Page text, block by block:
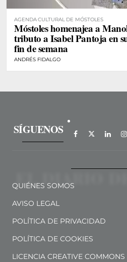
AGENDA CULTURAL DE MÓSTOLES
Móstoles homenajea a
tributo a Isabel Pantoja en
fin de semana
ANDRÉS FIDALGO
SÍGUENOS
QUIÉNES SOMOS
AVISO LEGAL
POLÍTICA DE PRIVACIDAD
POLÍTICA DE COOKIES
LICENCIA CREATIVE COMMONS